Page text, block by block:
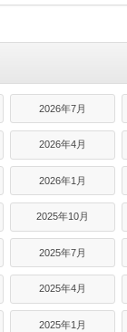
2026年7月
2026年4月
2026年1月
2025年10月
2025年7月
2025年4月
2025年1月